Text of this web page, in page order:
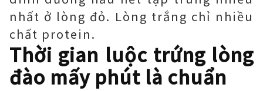
nhất ở lòng đỏ. Lòng trắng chỉ nhiều
chất protein.
Thời gian luộc trứng lòng
đào mấy phút là chuẩn